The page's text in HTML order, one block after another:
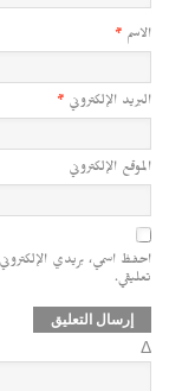
الاسم *
البريد الإلكتروني *
الموقع الإلكتروني
احفظ اسمي، بريدي
تعليقي.
Δ